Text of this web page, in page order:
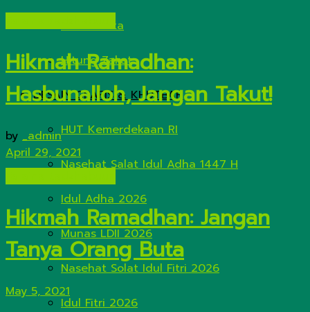
Kirim Berita
Hitung Zakat
DESAIN GRAFIS & KHUTBAH
HUT Kemerdekaan RI
Nasehat Salat Idul Adha 1447 H
Idul Adha 2026
Munas LDII 2026
Nasehat Solat Idul Fitri 2026
Idul Fitri 2026
Hikmah Ramadhan:
Hasbunalloh, Jangan Takut!
by _admin
April 29, 2021
Hikmah Ramadhan: Jangan
Tanya Orang Buta
May 5, 2021